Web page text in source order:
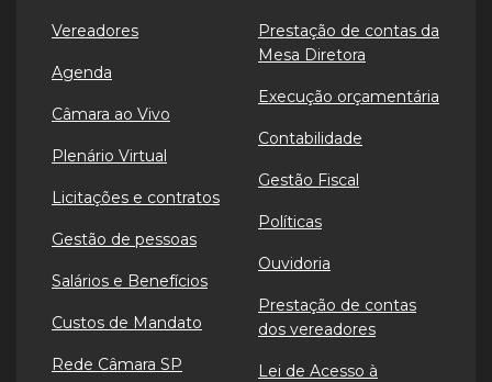
Vereadores
Agenda
Câmara ao Vivo
Plenário Virtual
Licitações e contratos
Gestão de pessoas
Salários e Benefícios
Custos de Mandato
Rede Câmara SP
Prestação de contas da
Mesa Diretora
Execução orçamentária
Contabilidade
Gestão Fiscal
Políticas
Ouvidoria
Prestação de contas
dos vereadores
Lei de Acesso à